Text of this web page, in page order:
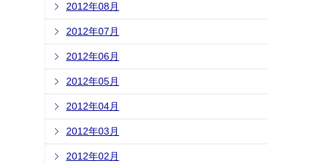
2012年08月
2012年07月
2012年06月
2012年05月
2012年04月
2012年03月
2012年02月